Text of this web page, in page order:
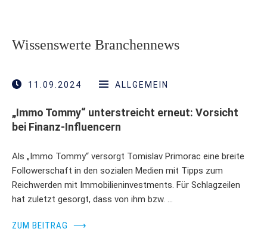
Wissenswerte Branchennews
11.09.2024 ALLGEMEIN
„Immo Tommy“ unterstreicht erneut: Vorsicht
bei Finanz-Influencern
Als „Immo Tommy“ versorgt Tomislav Primorac eine breite
Followerschaft in den sozialen Medien mit Tipps zum
Reichwerden mit Immobilieninvestments. Für Schlagzeilen
hat zuletzt gesorgt, dass von ihm bzw. …
ZUM BEITRAG ⟶